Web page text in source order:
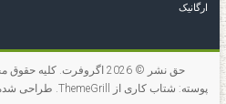
ارگانیک
حق نشر © 2026 اگروفرت. کلیه حقوق
پوسته: شتابکاری از ThemeGrill. طراحی شده توسط